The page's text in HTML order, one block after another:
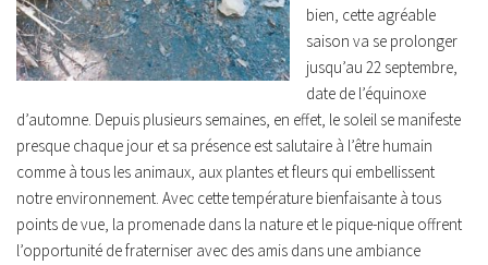
bien, cette agréable
saison va se prolonger
jusqu’au 22 septembre,
date de l’équinoxe
d’automne. Depuis plusieurs semaines, en effet, le soleil se manifeste
presque chaque jour et sa présence est salutaire à l’être humain
comme à tous les animaux, aux plantes et fleurs qui embellissent
notre environnement. Avec cette température bienfaisante à tous
points de vue, la promenade dans la nature et le pique-nique offrent
l’opportunité de fraterniser avec des amis dans une ambiance